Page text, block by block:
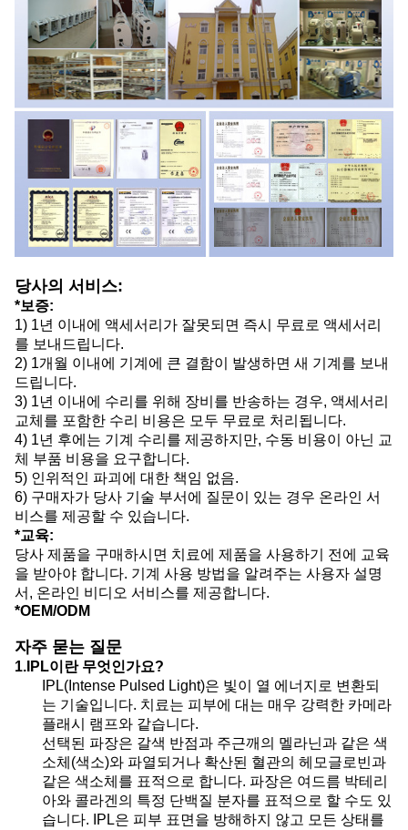
당사의 서비스:
*보증:
1) 1년 이내에 액세서리가 잘못되면 즉시 무료로 액세서리
를 보내드립니다.
2) 1개월 이내에 기계에 큰 결함이 발생하면 새 기계를 보내
드립니다.
3) 1년 이내에 수리를 위해 장비를 반송하는 경우, 액세서리
교체를 포함한 수리 비용은 모두 무료로 처리됩니다.
4) 1년 후에는 기계 수리를 제공하지만, 수동 비용이 아닌 교
체 부품 비용을 요구합니다.
5) 인위적인 파괴에 대한 책임 없음.
6) 구매자가 당사 기술 부서에 질문이 있는 경우 온라인 서
비스를 제공할 수 있습니다.
*교육:
당사 제품을 구매하시면 치료에 제품을 사용하기 전에 교육
을 받아야 합니다. 기계 사용 방법을 알려주는 사용자 설명
서, 온라인 비디오 서비스를 제공합니다.
*OEM/ODM
자주 묻는 질문
1. IPL이란 무엇인가요?
IPL(Intense Pulsed Light)은 빛이 열 에너지로 변환되
는 기술입니다. 치료는 피부에 대는 매우 강력한 카메라
플래시 램프와 같습니다.
선택된 파장은 갈색 반점과 주근깨의 멜라닌과 같은 색
소체(색소)와 파열되거나 확산된 혈관의 헤모글로빈과
같은 색소체를 표적으로 합니다. 파장은 여드름 박테리
아와 콜라겐의 특정 단백질 분자를 표적으로 할 수도 있
습니다. IPL은 피부 표면을 방해하지 않고 모든 상태를